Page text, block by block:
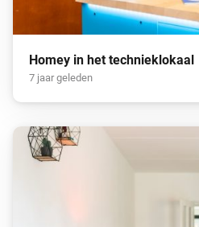
Homey in het technieklokaal
7 jaar geleden